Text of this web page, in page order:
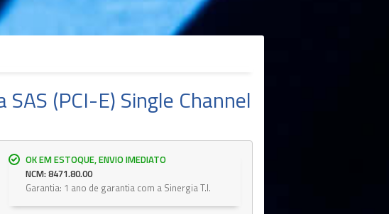
(PCI-E) Single Channel
OK EM ESTOQUE, ENVIO IMEDIATO
NCM: 8471.80.00
Garantia: 1 ano de garantia com a Sinergia T.I.